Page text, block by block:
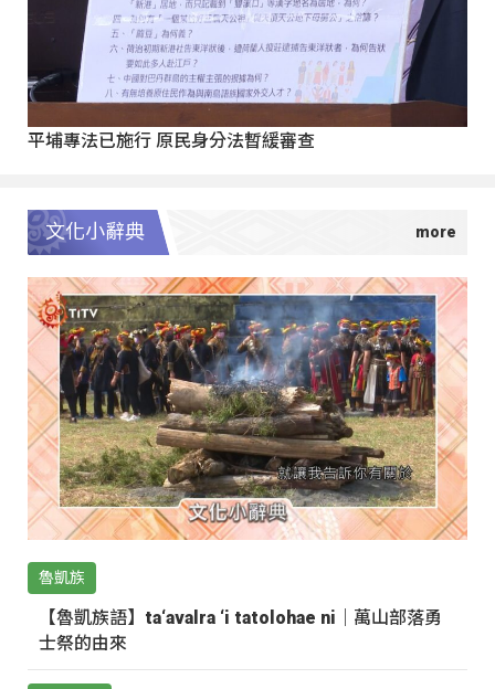
平埔專法已施行 原民身分法暫緩審查
文化小辭典
魯凱族
【魯凱族語】ta‘avalra ‘i tatolohae ni｜萬山部落勇
士祭的由來